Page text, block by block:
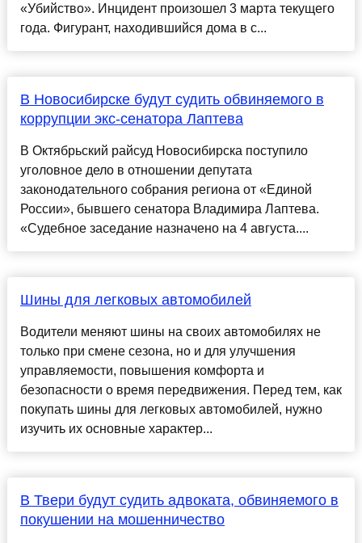
«Убийство». Инцидент произошел 3 марта текущего
года. Фигурант, находившийся дома в с...
В Новосибирске будут судить обвиняемого в
коррупции экс-сенатора Лаптева
В Октябрьский райсуд Новосибирска поступило
уголовное дело в отношении депутата
законодательного собрания региона от «Единой
России», бывшего сенатора Владимира Лаптева.
«Судебное заседание назначено на 4 августа....
Шины для легковых автомобилей
Водители меняют шины на своих автомобилях не
только при смене сезона, но и для улучшения
управляемости, повышения комфорта и
безопасности о время передвижения. Перед тем, как
покупать шины для легковых автомобилей, нужно
изучить их основные характер...
В Твери будут судить адвоката, обвиняемого в
покушении на мошенничество